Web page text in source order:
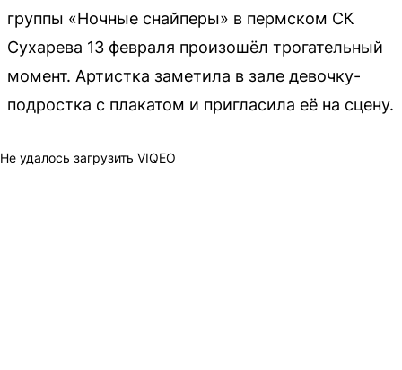
группы «Ночные снайперы» в пермском СК
Сухарева 13 февраля произошёл трогательный
момент. Артистка заметила в зале девочку-
подростка с плакатом и пригласила её на сцену.
Не удалось загрузить VIQEO